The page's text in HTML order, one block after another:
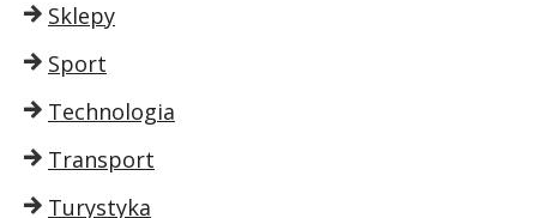
Sklepy
Sport
Technologia
Transport
Turystyka